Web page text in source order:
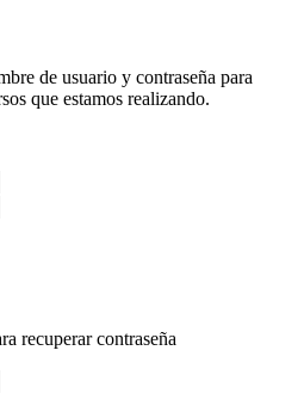
de usuario y contraseña para
que estamos realizando.
recuperar contraseña